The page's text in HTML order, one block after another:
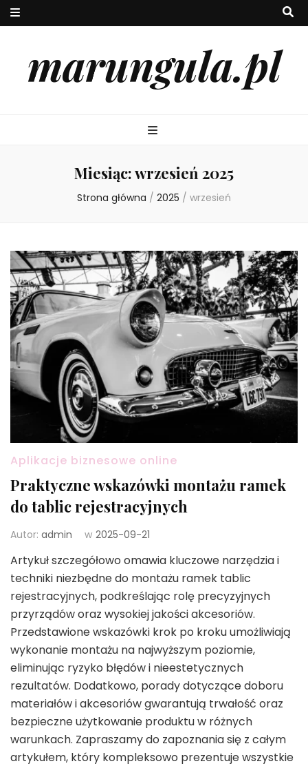
marungula.pl
Miesiąc:wrzesień 2025
Strona główna / 2025 / wrzesień
Aplikacje biznesowe online
Praktyczne wskazówki montażu ramek
do tablic rejestracyjnych
Autor: admin w 2025-09-21
Artykuł szczegółowo omawia kluczowe narzędzia i
techniki niezbędne do montażu ramek tablic
rejestracyjnych, podkreślając rolę precyzyjnych
przyrządów oraz wysokiej jakości akcesoriów.
Przedstawione wskazówki krok po kroku umożliwiają
wykonanie montażu na najwyższym poziomie,
eliminując ryzyko błędów i nieestetycznych
rezultatów. Dodatkowo, porady dotyczące doboru
materiałów i akcesoriów gwarantują trwałość oraz
bezpieczne użytkowanie produktu w różnych
warunkach. Zapraszamy do zapoznania się z całym
artykułem, który kompleksowo prezentuje wszystkie